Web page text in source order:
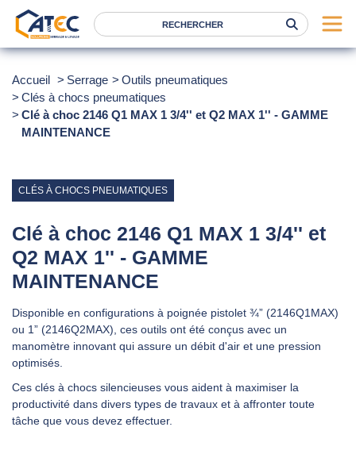
Levage
Services
Atec
FAQ
RSE
DEMANDER UN DEVIS
Accueil Serrage
Outils pneumatiques
Clés à chocs pneumatiques
Clé à choc 2146 Q1 MAX 1 3/4'' et Q2 MAX 1'' - GAMME
MAINTENANCE
CLÉS À CHOCS PNEUMATIQUES
Clé à choc 2146 Q1 MAX 1 3/4'' et
Q2 MAX 1'' - GAMME
MAINTENANCE
Disponible en configurations à poignée pistolet ¾” (2146Q1MAX)
ou 1” (2146Q2MAX), ces outils ont été conçus avec un
manomètre innovant qui assure un débit d'air et une pression
optimisés.
Ces clés à chocs silencieuses vous aident à maximiser la
productivité dans divers types de travaux et à affronter toute
tâche que vous devez effectuer.